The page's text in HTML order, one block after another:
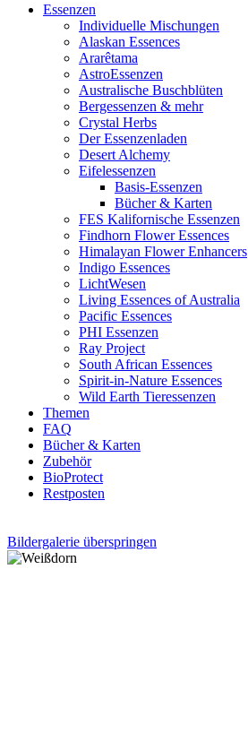
Essenzen
Individuelle Mischungen
Alaskan Essences
Ararêtama
AstroEssenzen
Australische Buschblüten
Bergessenzen & mehr
Crystal Herbs
Der Essenzenladen
Desert Alchemy
Eifelessenzen
Basis-Essenzen
Bücher & Karten
FES Kalifornische Essenzen
Findhorn Flower Essences
Himalayan Flower Enhancers
Indigo Essences
LichtWesen
Living Essences of Australia
Pacific Essences
PHI Essenzen
Ray Project
South African Essences
Spirit-in-Nature Essences
Wild Earth Tieressenzen
Themen
FAQ
Bücher & Karten
Zubehör
BioProtect
Restposten
Bildergalerie überspringen